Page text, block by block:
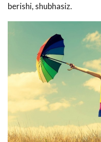
berishi, shubhasiz.